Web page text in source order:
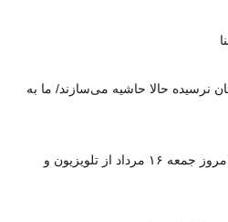
نرسیده حالا حاشیه می‌سازند/ ما به
پخش زنده برنامه‌های ورزشی امروز جمعه ۱۶ مرداد از تلویزیون و